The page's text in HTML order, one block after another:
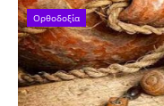
Ορθοδοξία